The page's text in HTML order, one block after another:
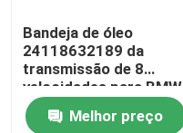
Bandeja de óleo
24118632189 da
transmissão de 8
velocidades para BMW
1seris F20 3seris F30
F80
Melhor preço